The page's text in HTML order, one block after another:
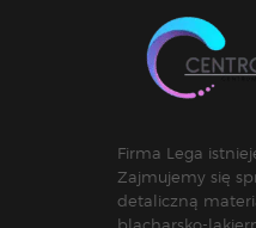
Firma Lega
Zajmujemy się
detaliczną